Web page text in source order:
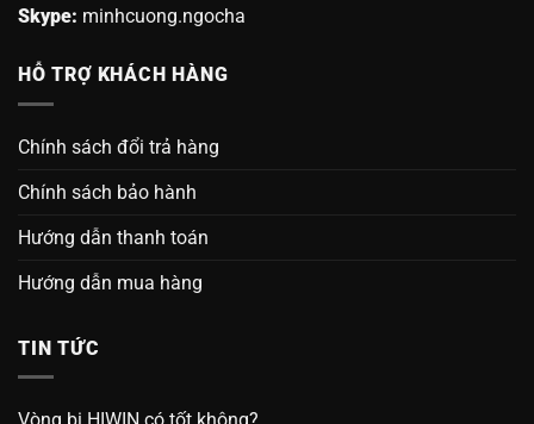
Skype: minhcuong.ngocha
HỖ TRỢ KHÁCH HÀNG
Chính sách đổi trả hàng
Chính sách bảo hành
Hướng dẫn thanh toán
Hướng dẫn mua hàng
TIN TỨC